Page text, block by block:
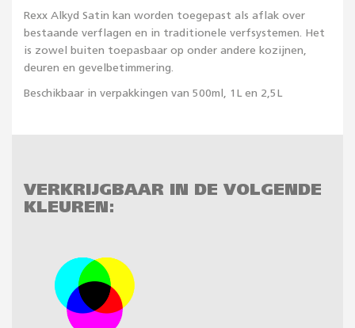
Rexx Alkyd Satin kan worden toegepast als aflak over
bestaande verflagen en in traditionele verfsystemen. Het
is zowel buiten toepasbaar op onder andere kozijnen,
deuren en gevelbetimmering.
Beschikbaar in verpakkingen van 500ml, 1L en 2,5L
VERKRIJGBAAR IN DE VOLGENDE
KLEUREN: